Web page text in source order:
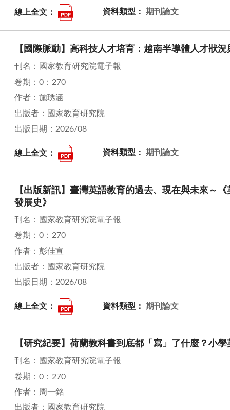
線上全文： 資料類型： 期刊論文
【國際脈動】高科技人才培育：越南半導體人才狀
刊名：國家教育研究院電子報
卷期：0：270
作者：施琇涵
出版者：國家教育研究院
出版日期：2026/08
線上全文： 資料類型： 期刊論文
【出版新訊】臺灣英語教育的過去、現在與未來
發展史》
刊名：國家教育研究院電子報
卷期：0：270
作者：彭佳宣
出版者：國家教育研究院
出版日期：2026/08
線上全文： 資料類型： 期刊論文
【研究紀要】荷蘭教科書到底都「寫」了什麼？小
刊名：國家教育研究院電子報
卷期：0：270
作者：周一銘
出版者：國家教育研究院